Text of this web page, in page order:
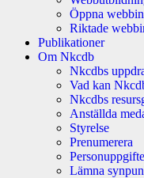
Öppna
Riktade
Publikationer
Om Nkcdb
Nkcdbs
Vad kan
Nkcdbs
Anställda
Styrelse
Prenumerera
Lämna